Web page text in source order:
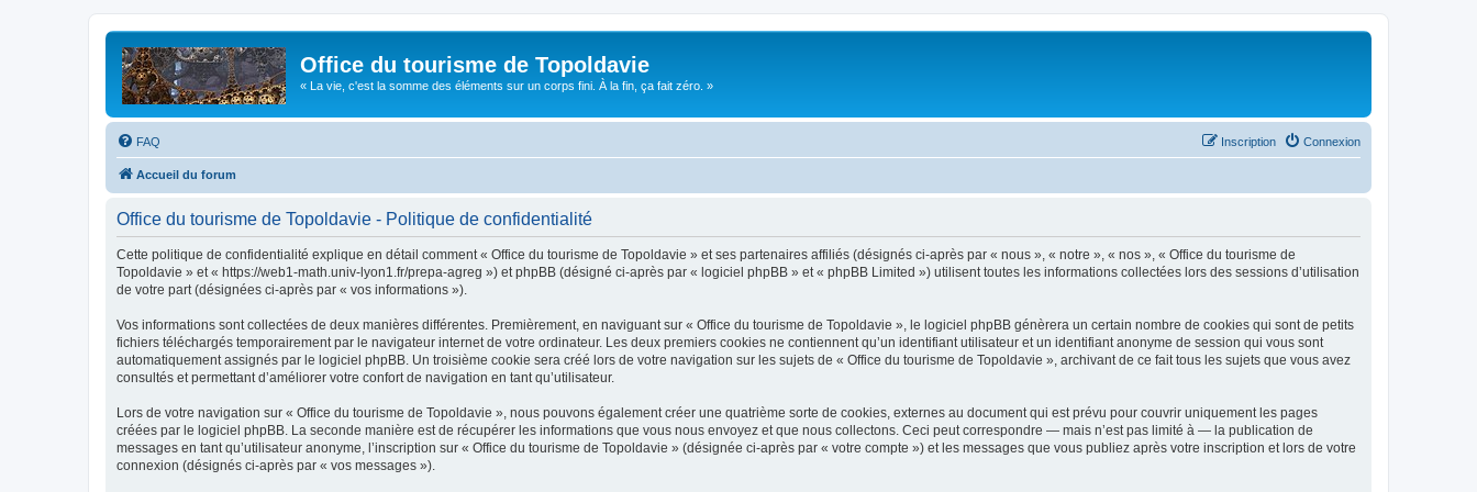
Office du tourisme de Topoldavie
« La vie, c'est la somme des éléments sur un corps fini. À la fin, ça fait zéro. »
FAQ Connexion
Inscription
Accueil du forum
Office du tourisme de Topoldavie - Politique de confidentialité
Cette politique de confidentialité explique en détail comment « Office du tourisme de Topoldavie » et ses partenaires affiliés (désignés ci-après par « nous », « notre », « nos », « Office du tourisme de
Topoldavie » et « https://web1-math.univ-lyon1.fr/prepa-agreg ») et phpBB (désigné ci-après par « logiciel phpBB » et « phpBB Limited ») utilisent toutes les informations collectées lors des sessions d’utilisation
de votre part (désignées ci-après par « vos informations »).
Vos informations sont collectées de deux manières différentes. Premièrement, en naviguant sur « Office du tourisme de Topoldavie », le logiciel phpBB génèrera un certain nombre de cookies qui sont de petits
fichiers téléchargés temporairement par le navigateur internet de votre ordinateur. Les deux premiers cookies ne contiennent qu’un identifiant utilisateur et un identifiant anonyme de session qui vous sont
automatiquement assignés par le logiciel phpBB. Un troisième cookie sera créé lors de votre navigation sur les sujets de « Office du tourisme de Topoldavie », archivant de ce fait tous les sujets que vous avez
consultés et permettant d’améliorer votre confort de navigation en tant qu’utilisateur.
Lors de votre navigation sur « Office du tourisme de Topoldavie », nous pouvons également créer une quatrième sorte de cookies, externes au document qui est prévu pour couvrir uniquement les pages
créées par le logiciel phpBB. La seconde manière est de récupérer les informations que vous nous envoyez et que nous collectons. Ceci peut correspondre — mais n’est pas limité à — la publication de
messages en tant qu’utilisateur anonyme, l’inscription sur « Office du tourisme de Topoldavie » (désignée ci-après par « votre compte ») et les messages que vous publiez après votre inscription et lors de votre
connexion (désignés ci-après par « vos messages »).